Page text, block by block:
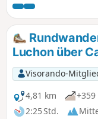
Larboust-Tal bietet.
kurzen Abschnitt auf
dem (8), der steil
Luchon über
Visorando-
4,81 km
+359
2:25 Std.